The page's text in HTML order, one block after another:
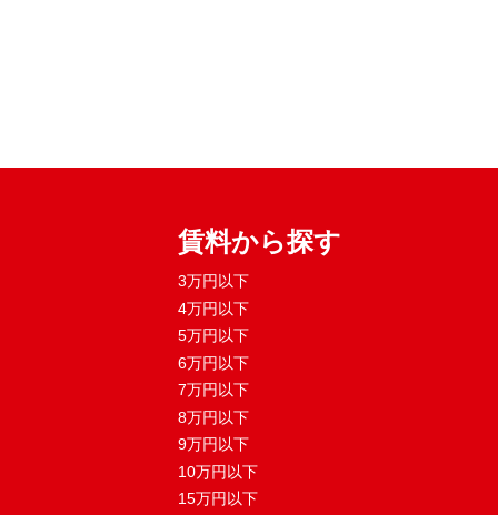
賃料から探す
3万円以下
4万円以下
5万円以下
6万円以下
7万円以下
8万円以下
9万円以下
10万円以下
15万円以下